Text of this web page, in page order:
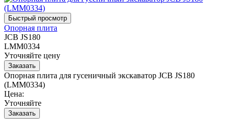
Опорная плита
JCB JS180
LMM0334
Уточняйте цену
Опорная плита для гусеничный экскаватор JCB JS180
(LMM0334)
Цена:
Уточняйте